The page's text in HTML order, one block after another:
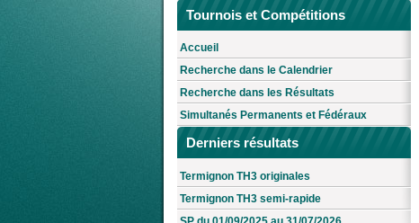
Tournois et Compétitions
Accueil
Recherche dans le Calendrier
Recherche dans les Résultats
Simultanés Permanents et Fédéraux
Derniers résultats
Termignon TH3 originales
Termignon TH3 semi-rapide